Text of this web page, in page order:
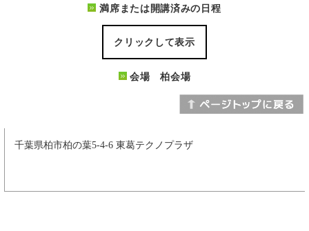
満席または開講済みの日程
クリックして表示
会場 柏会場
千葉県柏市柏の葉5-4-6 東葛テクノプラザ